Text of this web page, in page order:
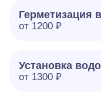
Герметизация
от 1200 ₽
Установка
от 1300 ₽